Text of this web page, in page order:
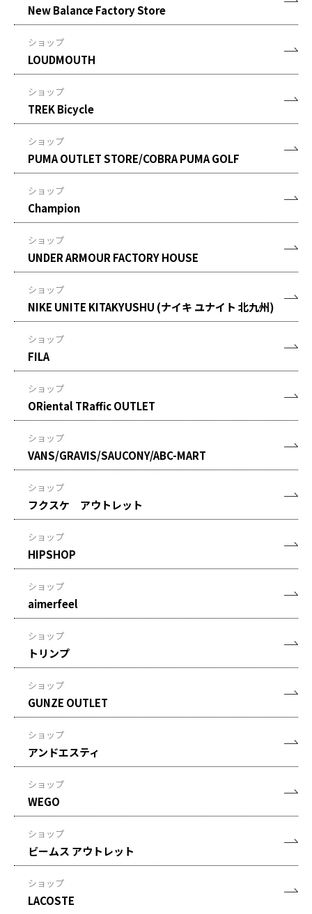
New Balance Factory Store
ショップ
LOUDMOUTH
ショップ
TREK Bicycle
ショップ
PUMA OUTLET STORE/COBRA PUMA GOLF
ショップ
Champion
ショップ
UNDER ARMOUR FACTORY HOUSE
ショップ
NIKE UNITE KITAKYUSHU (ナイキ ユナイト 北九州)
ショップ
FILA
ショップ
ORiental TRaffic OUTLET
ショップ
VANS/GRAVIS/SAUCONY/ABC-MART
ショップ
フクスケ アウトレット
ショップ
HIPSHOP
ショップ
aimerfeel
ショップ
トリンプ
ショップ
GUNZE OUTLET
ショップ
アンドエスティ
ショップ
WEGO
ショップ
ビームス アウトレット
ショップ
LACOSTE